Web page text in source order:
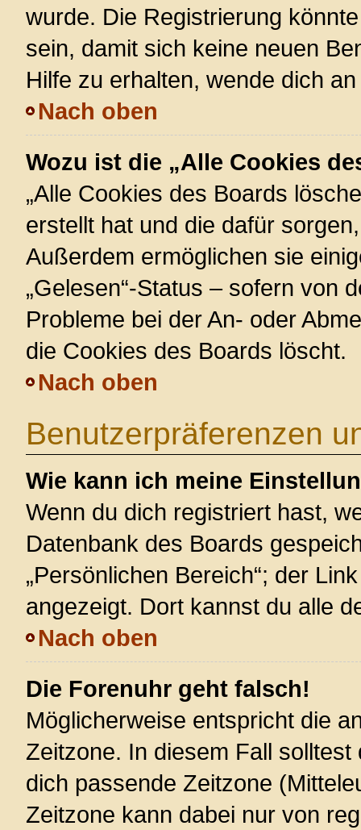
wurde. Die Registrierung
sein, damit sich keine neuen
Hilfe zu erhalten, wende dich
Nach oben
Wozu ist die „Alle Cookies
„Alle Cookies des Boards
erstellt hat und die dafür
Außerdem ermöglichen sie
„Gelesen“-Status – sofern von
Probleme bei der An- oder
die Cookies des Boards löscht.
Nach oben
Benutzerpräferenzen
Wie kann ich meine
Wenn du dich registriert hast,
Datenbank des Boards
„Persönlichen Bereich“; der
angezeigt. Dort kannst du alle
Nach oben
Die Forenuhr geht falsch!
Möglicherweise entspricht die
Zeitzone. In diesem Fall solltest
dich passende Zeitzone
Zeitzone kann dabei nur von